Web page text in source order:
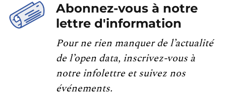
Abonnez-vous à notre
lettre d'information
Pour ne rien manquer de l’actualité
de l’open data, inscrivez-vous à
notre infolettre et suivez nos
événements.